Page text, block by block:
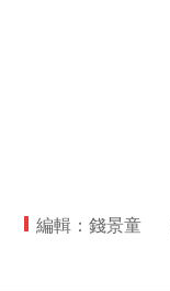
編輯：錢景童